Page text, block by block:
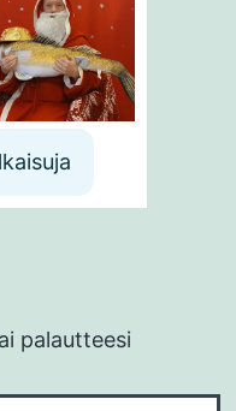
palautteesi